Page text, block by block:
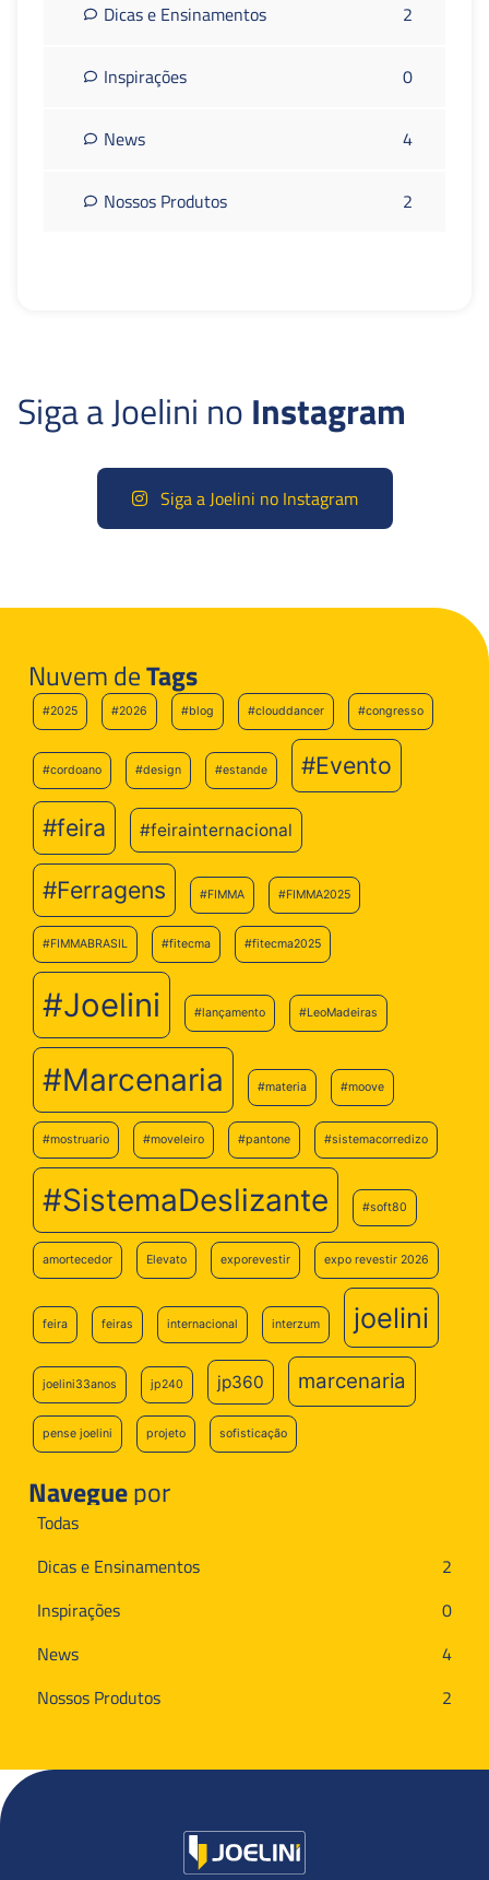
Dicas e Ensinamentos 2
Inspirações 0
News 4
Nossos Produtos 2
Siga a Joelini no Instagram
Siga a Joelini no Instagram
Nuvem deTags
#2025 #2026 #blog #clouddancer #congresso
#cordoano #design #estande #Evento
#feira #feirainternacional
#Ferragens #FIMMA #FIMMA2025
#FIMMABRASIL #fitecma #fitecma2025
#Joelini #lançamento #LeoMadeiras
#Marcenaria #materia #moove
#mostruario #moveleiro #pantone #sistemacorredizo
#SistemaDeslizante #soft80
amortecedor Elevato exporevestir expo revestir 2026
feira feiras internacional interzum joelini
joelini33anos jp240 jp360 marcenaria
pense joelini projeto sofisticação
Naveguepor
Todas
Dicas e Ensinamentos
2
Inspirações
0
News
4
Nossos Produtos
2